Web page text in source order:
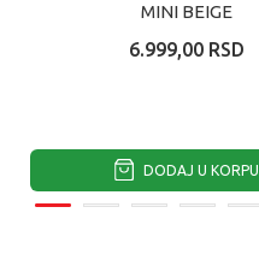
MINI BEIGE
6.999,00 RSD
DODAJ U KORPU